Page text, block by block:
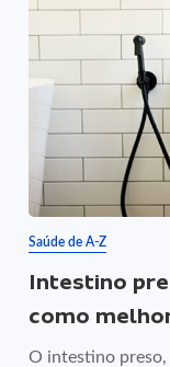
Saúde de A-Z
Intestino
como
O intestino